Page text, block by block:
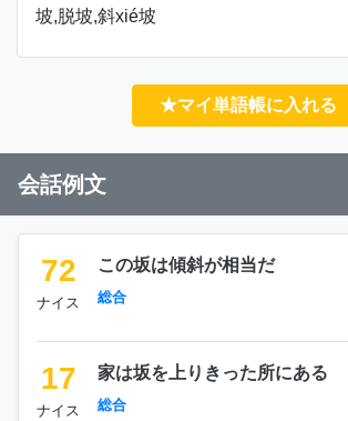
坡,脱坡,斜xié坡
★マイ単語帳に入れる
会話例文
72
ナイス
この坂は傾斜が相当だ
総合
17
ナイス
家は坂を上りきった所にある
総合